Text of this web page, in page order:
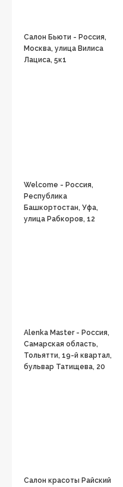
Салон Бьюти - Россия,
Москва, улица Вилиса
Лациса, 5к1
Welcome - Россия,
Республика
Башкортостан, Уфа,
улица Рабкоров, 12
Alenka Master - Россия,
Самарская область,
Тольятти, 19-й квартал,
бульвар Татищева, 20
Салон красоты Райский